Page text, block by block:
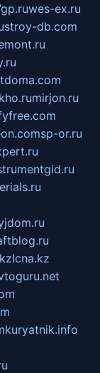
wes-ex.ru
stroy-db.com
mirjon.ru
sp-or.ru
lcna.kz
kuryatnik.info